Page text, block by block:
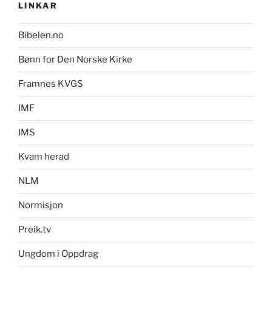
LINKAR
Bibelen.no
Bønn for Den Norske Kirke
Framnes KVGS
IMF
IMS
Kvam herad
NLM
Normisjon
Preik.tv
Ungdom i Oppdrag